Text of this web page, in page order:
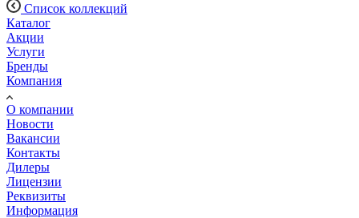
Список коллекций
Каталог
Акции
Услуги
Бренды
Компания
О компании
Новости
Вакансии
Контакты
Дилеры
Лицензии
Реквизиты
Информация